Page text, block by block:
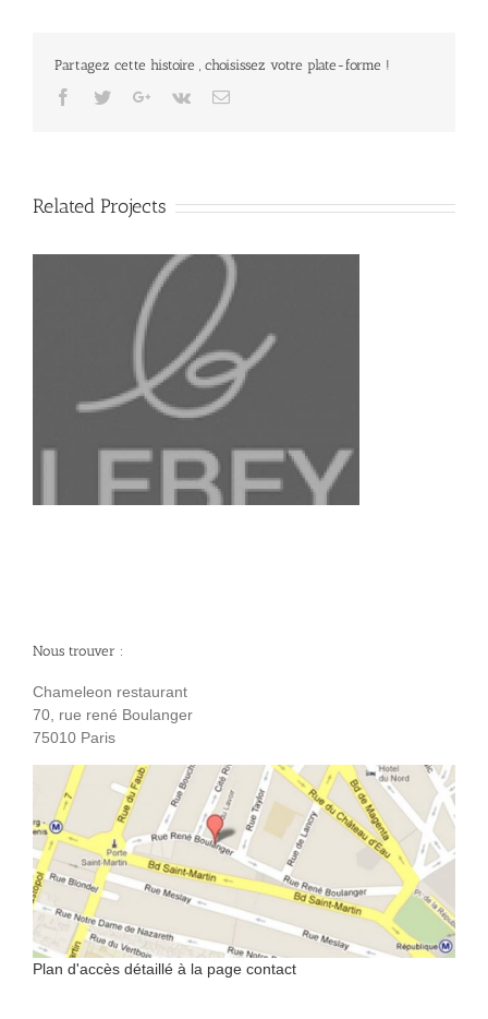
Partagez cette histoire , choisissez votre plate-forme !
Facebook
TwitterGoogle+
Vk Email
Related Projects
Nous trouver :
Chameleon restaurant
70, rue rené Boulanger
75010 Paris
Plan d'accès détaillé à la page contact